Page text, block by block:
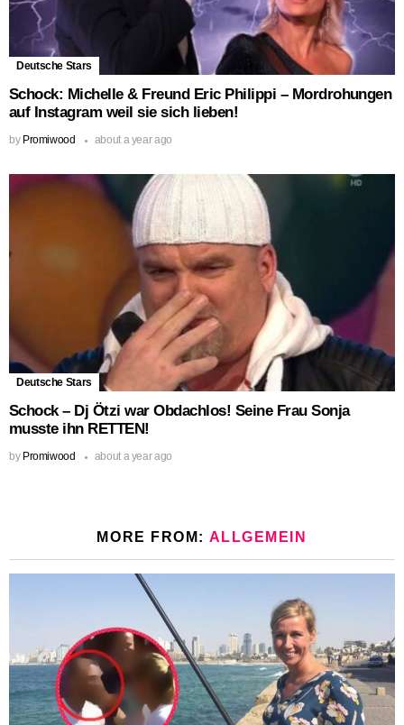
Deutsche Stars
Schock: Michelle & Freund Eric Philippi – Mordrohungen
auf Instagram weil sie sich lieben!
by Promiwood about a year ago
Deutsche Stars
Schock – Dj Ötzi war Obdachlos! Seine Frau Sonja
musste ihn RETTEN!
by Promiwood about a year ago
MORE FROM: ALLGEMEIN